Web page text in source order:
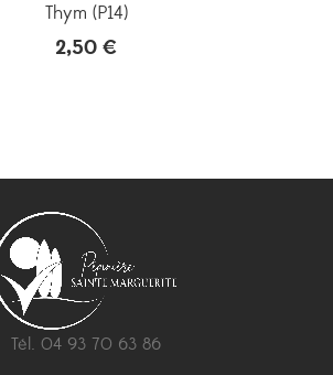
Thym (P14)
2,50 €
Tél. 04 93 70 63 86